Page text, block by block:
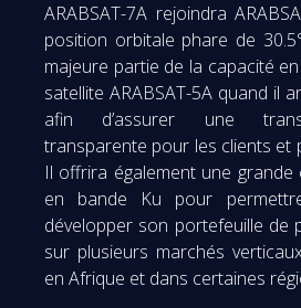
ARABSAT-7A rejoindra
position orbitale phare de
majeure partie de la capacité
satellite ARABSAT-5A quand il
afin d’assurer une
transparente pour les clients et
Il offrira également une
en bande Ku pour
développer son portefeuille de
sur plusieurs marchés
en Afrique et dans certaines